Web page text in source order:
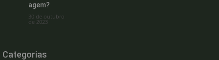
agem?
30 de outubro
de 2023
Categorias